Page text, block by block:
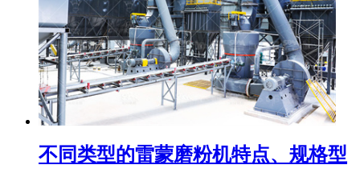
不同类型的雷蒙磨粉机特点、规格型